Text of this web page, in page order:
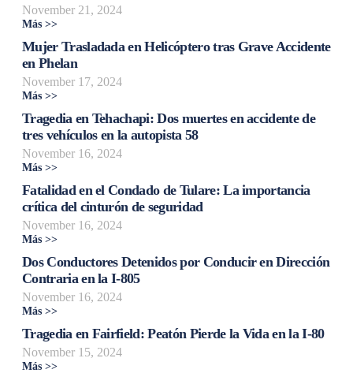
November 21, 2024
Más >>
Mujer Trasladada en Helicóptero tras Grave Accidente
en Phelan
November 17, 2024
Más >>
Tragedia en Tehachapi: Dos muertes en accidente de
tres vehículos en la autopista 58
November 16, 2024
Más >>
Fatalidad en el Condado de Tulare: La importancia
crítica del cinturón de seguridad
November 16, 2024
Más >>
Dos Conductores Detenidos por Conducir en Dirección
Contraria en la I-805
November 16, 2024
Más >>
Tragedia en Fairfield: Peatón Pierde la Vida en la I-80
November 15, 2024
Más >>